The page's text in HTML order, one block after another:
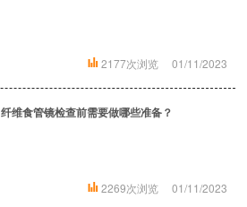
2177次浏览 01/11/2023
纤维食管镜检查前需要做哪些准备？
2269次浏览 01/11/2023